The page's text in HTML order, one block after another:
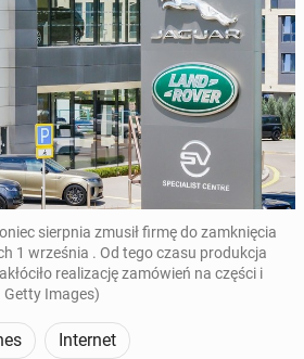
sierpnia zmusił firmę do zamknięcia
1 września . Od tego czasu produkcja
realizację zamówień na części i
Images)
Internet